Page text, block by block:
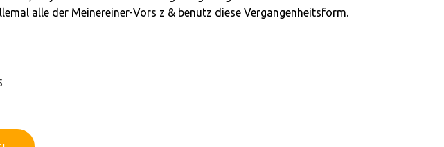
alle der Meinereiner-Vors z & benutz diese Vergangenheitsform.